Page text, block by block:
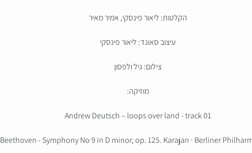
הקלטות: ליאור פינסקי, אמיר מאיר
עיצוב סאונד: ליאור פינסקי
צילום: גיל ולפסון
מוזיקה:
Andrew Deutsch – loops over land - track 01
Beethoven - Symphony No 9 in D minor, op. 125. Karajan · Berliner